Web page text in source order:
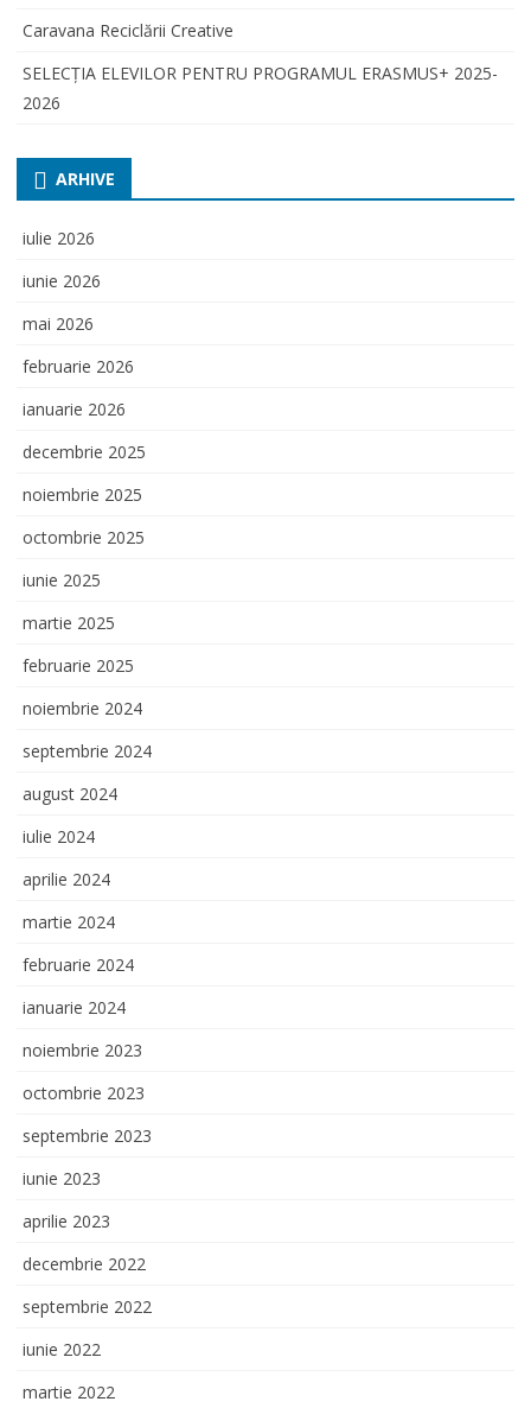
Caravana Reciclării Creative
SELECŢIA ELEVILOR PENTRU PROGRAMUL ERASMUS+ 2025-
2026
ARHIVE
iulie 2026
iunie 2026
mai 2026
februarie 2026
ianuarie 2026
decembrie 2025
noiembrie 2025
octombrie 2025
iunie 2025
martie 2025
februarie 2025
noiembrie 2024
septembrie 2024
august 2024
iulie 2024
aprilie 2024
martie 2024
februarie 2024
ianuarie 2024
noiembrie 2023
octombrie 2023
septembrie 2023
iunie 2023
aprilie 2023
decembrie 2022
septembrie 2022
iunie 2022
martie 2022